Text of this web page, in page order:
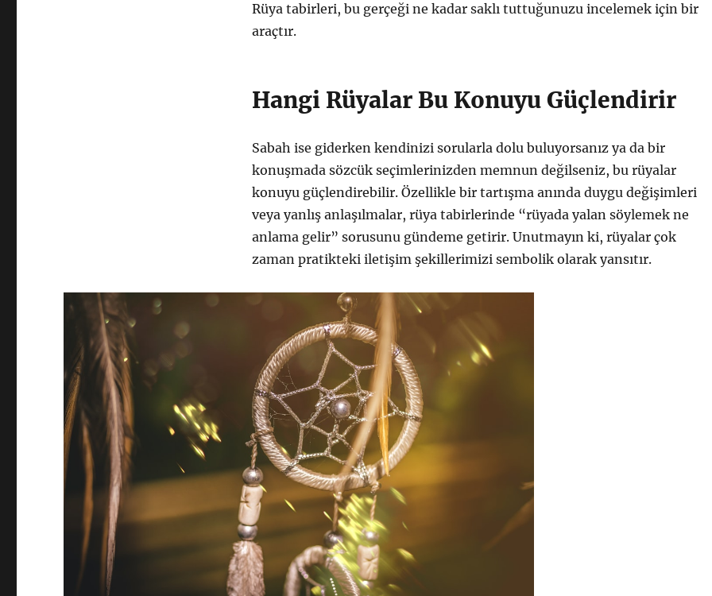
Rüya tabirleri, bu gerçeği ne kadar saklı tuttuğunuzu incelemek için bir
araçtır.
Hangi Rüyalar Bu Konuyu Güçlendirir
Sabah ise giderken kendinizi sorularla dolu buluyorsanız ya da bir
konuşmada sözcük seçimlerinizden memnun değilseniz, bu rüyalar
konuyu güçlendirebilir. Özellikle bir tartışma anında duygu değişimleri
veya yanlış anlaşılmalar, rüya tabirlerinde “rüyada yalan söylemek ne
anlama gelir” sorusunu gündeme getirir. Unutmayın ki, rüyalar çok
zaman pratikteki iletişim şekillerimizi sembolik olarak yansıtır.